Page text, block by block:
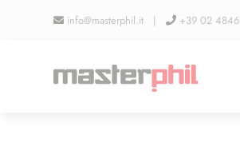
info@masterphil.it | +39 02